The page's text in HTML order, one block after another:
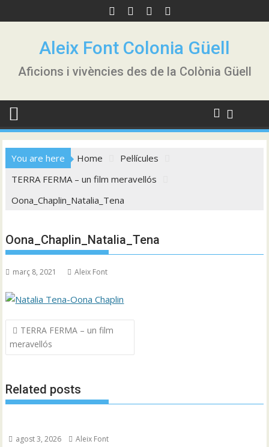
to
Aleix Font Colonia Güell
Aficions i vivències des de la Colònia Güell
You are here Home
Pel·lícules
TERRA FERMA – un film meravellós
Oona_Chaplin_Natalia_Tena
Oona_Chaplin_Natalia_Tena
març 8, 2021 Aleix Font
Navegació
d'entrades
TERRA FERMA – un film
meravellós
Related posts
agost 3, 2026 Aleix Font